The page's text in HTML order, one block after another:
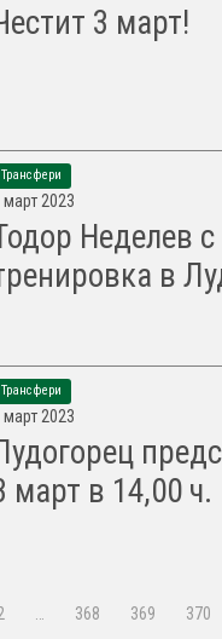
3 март!
Трансфери
март 2023
Неделев
в
Трансфери
март 2023
март в 14,00 ч.
368 369 370